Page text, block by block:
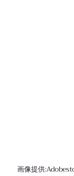
画像提供